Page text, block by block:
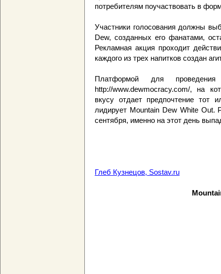
потребителям поучаствовать в
Участники голосования должны
Dew, созданных его фанатами,
Рекламная акция проходит
каждого из трех напитков создан
Платформой для
http://www.dewmocracy.com/, на
вкусу отдает предпочтение
лидирует Mountain Dew White Out.
сентября, именно на этот день
Глеб Кузнецов, Sostav.ru